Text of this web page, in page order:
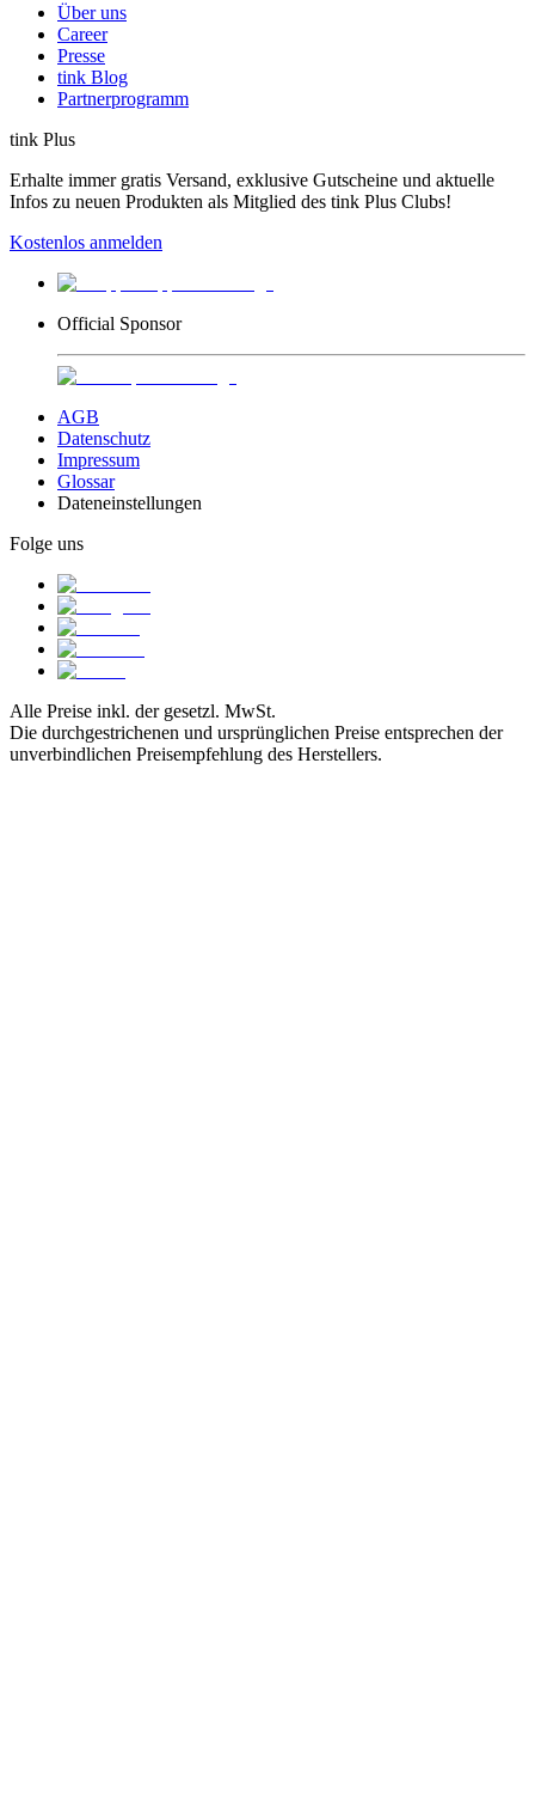
Über uns
Career
Presse
tink Blog
Partnerprogramm
tink Plus
Erhalte immer gratis Versand, exklusive Gutscheine und aktuelle
Infos zu neuen Produkten als Mitglied des tink Plus Clubs!
Kostenlos anmelden
Official Sponsor
AGB
Datenschutz
Impressum
Glossar
Dateneinstellungen
Folge uns
Alle Preise inkl. der gesetzl. MwSt.
Die durchgestrichenen und ursprünglichen Preise entsprechen der
unverbindlichen Preisempfehlung des Herstellers.